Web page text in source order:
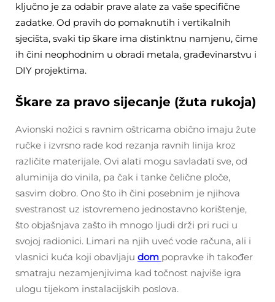
ključno je za odabir prave alate za vaše specifične
zadatke. Od pravih do pomaknutih i vertikalnih
sjecišta, svaki tip škare ima distinktnu namjenu, čime
ih čini neophodnim u obradi metala, građevinarstvu i
DIY projektima.
Škare za pravo sijecanje (žuta rukoja)
Avionski nožici s ravnim oštricama obično imaju žute
ručke i izvrsno rade kod rezanja ravnih linija kroz
različite materijale. Ovi alati mogu savladati sve, od
aluminija do vinila, pa čak i tanke čelične ploče,
sasvim dobro. Ono što ih čini posebnim je njihova
svestranost uz istovremeno jednostavno korištenje,
što objašnjava zašto ih mnogo ljudi drži pri ruci u
svojoj radionici. Limari na njih uveć vode računa, ali i
vlasnici kuća koji obavljaju dom popravke ih također
smatraju nezamjenjivima kad točnost najviše igra
ulogu tijekom instalacijskih poslova.